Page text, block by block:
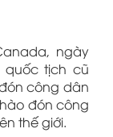
ngày
quốc tịch cũ
công dân
đón công
thế giới.